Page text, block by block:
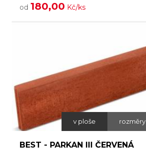
od 180,00 Kč/ks
v ploše rozměry
BEST - PARKAN III ČERVENÁ